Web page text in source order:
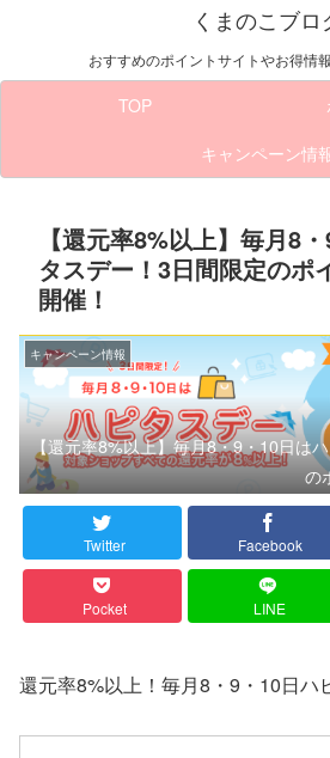
くまのこブロ
おすすめのポイントサイトやお得情
TOP
キャンペーン情
【還元率8%以上】毎月8
タスデー！3日間限定のポ
開催！
キャンペーン情報
【還元率8%以上】毎月8・9・10日は
の
Twitter Facebook
Pocket LINE
還元率8%以上！毎月8・9・10日ハ